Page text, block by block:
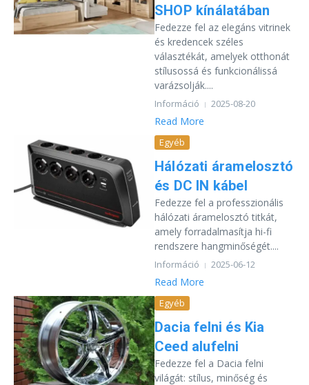
SHOP kínálatában
Fedezze fel az elegáns vitrinek
és kredencek széles
választékát, amelyek otthonát
stílusossá és funkcionálissá
varázsolják....
Információ 2025-08-20
Read More
Egyéb
Hálózati áramelosztó
és DC IN kábel
Fedezze fel a professzionális
hálózati áramelosztó titkát,
amely forradalmasítja hi-fi
rendszere hangminőségét....
Információ 2025-06-12
Read More
Egyéb
Dacia felni és Kia
Ceed alufelni
Fedezze fel a Dacia felni
világát: stílus, minőség és